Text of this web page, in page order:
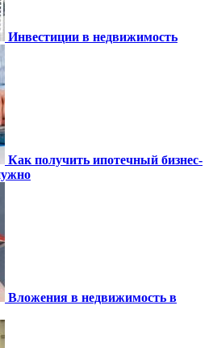
Инвестиции в недвижимость
Как получить ипотечный бизнес-
Вложения в недвижимость в